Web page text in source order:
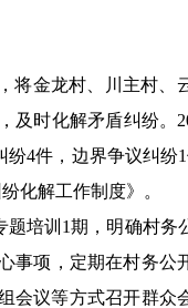
将金龙村、川主村、
及时化解矛盾纠纷。
4件，边界争议纠纷
化解工作制度》。
题培训1期，明确村务
事项，定期在村务公
会议等方式召开群众